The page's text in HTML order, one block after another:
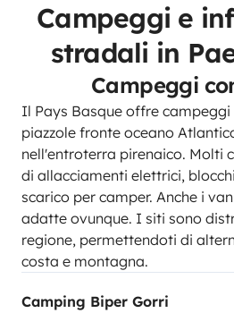
Campeggi e
stradali in
Campeggi
Il Pays Basque offre
piazzole fronte oceano
nell'entroterra pirenaico. Molti
di allacciamenti elettrici,
scarico per camper. Anche i
adatte ovunque. I siti sono
regione, permettendoti di
costa e montagna.
Camping Biper Gorri